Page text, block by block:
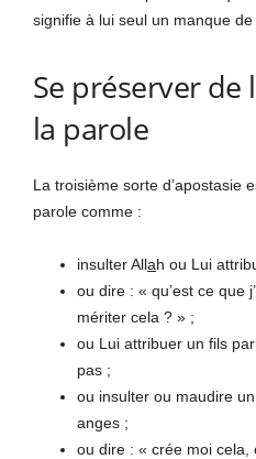
signifie à lui seul un manque de
Se préserver de
la parole
La troisième sorte d’apostasie
parole comme :
insulter Allah ou Lui
ou dire : « qu’est ce que
mériter cela ? » ;
ou Lui attribuer un fils
pas ;
ou insulter ou maudire
anges ;
ou dire : « crée moi cela,